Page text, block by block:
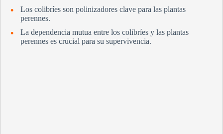
Los colibríes son polinizadores clave para las plantas
perennes.
La dependencia mutua entre los colibríes y las plantas
perennes es crucial para su supervivencia.